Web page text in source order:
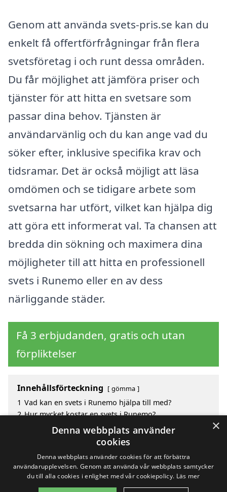
Genom att använda svets-pris.se kan du
enkelt få offertförfrågningar från flera
svetsföretag i och runt dessa områden.
Du får möjlighet att jämföra priser och
tjänster för att hitta en svetsare som
passar dina behov. Tjänsten är
användarvänlig och du kan ange vad du
söker efter, inklusive specifika krav och
tidsramar. Det är också möjligt att läsa
omdömen och se tidigare arbete som
svetsarna har utfört, vilket kan hjälpa dig
att göra ett informerat val. Ta chansen att
bredda din sökning och maximera dina
möjligheter till att hitta en professionell
svets i Runemo eller en av dess
närliggande städer.
Få 3 erbjudanden, gratis och utan
förpliktelser
Innehållsförteckning gömma
1 Vad kan en svets i Runemo hjälpa till med?
2 Hur mycket kostar en svets i Runemo?
Fördelar med att välja svets i Runemo
Sök efter en skicklig svets i de omgivande städerna
×
Denna webbplats använder
cookies
Denna webbplats använder cookies för att förbättra
användarupplevelsen. Genom att använda vår webbplats samtycker
du till alla cookies i enlighet med vår cookiepolicy. Läs mer